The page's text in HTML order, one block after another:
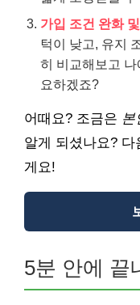
가입 조건 완화
턱이 낮고, 유지
히 비교해보고
요하겠죠?
어때요? 조금은 본
알게 되셨나요?
게요!
5분 안에 끝